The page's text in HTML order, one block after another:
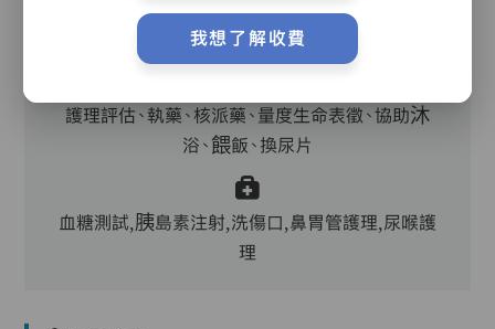
主管,助理員,護理員,保健員,到診醫生
護理評估、執藥、核派藥、量度生命表徵、協助沐
浴、餵飯、換尿片
血糖測試,胰島素注射,洗傷口,鼻胃管護理,尿喉護
理
我想了解收費